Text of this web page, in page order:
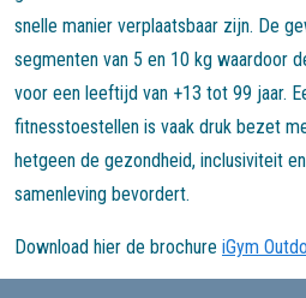
snelle manier verplaatsbaar zijn. De
segmenten van 5 en 10 kg waardoor
voor een leeftijd van +13 tot 99 jaar.
fitnesstoestellen is vaak druk bezet
hetgeen de gezondheid, inclusiviteit
samenleving bevordert.
Download hier de brochure iGym